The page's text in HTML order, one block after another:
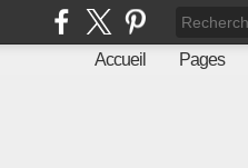
Accueil Pages